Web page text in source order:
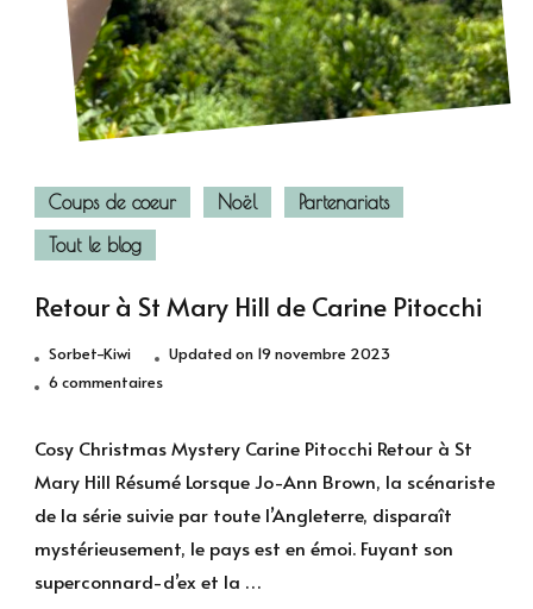
Coups de coeur Noël
Partenariats
Tout le blog
Retour à St Mary Hill de Carine Pitocchi
Sorbet-Kiwi Updated on 19 novembre 2023
6 commentairessur
Mary
Hill
de
Carine
Cosy Christmas Mystery Carine Pitocchi Retour à St
Mary Hill Résumé Lorsque Jo-Ann Brown, la scénariste
de la série suivie par toute l’Angleterre, disparaît
mystérieusement, le pays est en émoi. Fuyant son
superconnard-d’ex et la …